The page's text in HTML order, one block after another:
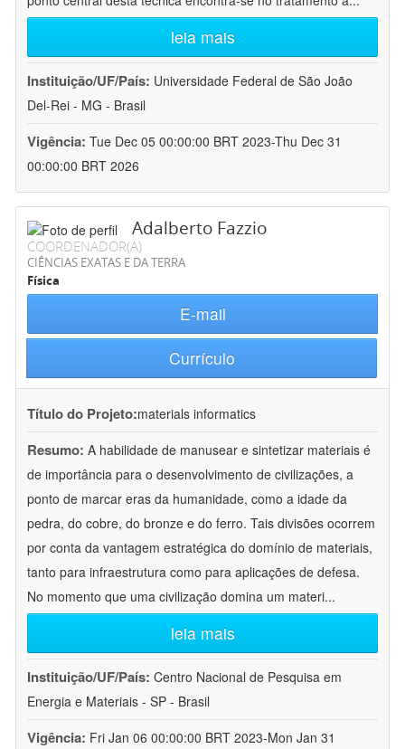
leia mais
Instituição/UF/País: Universidade Federal de São João
Del-Rei - MG - Brasil
Vigência: Tue Dec 05 00:00:00 BRT 2023-Thu Dec 31
00:00:00 BRT 2026
Adalberto Fazzio
COORDENADOR(A)
CIÊNCIAS EXATAS E DA TERRA
Física
E-mail
Currículo
Título do Projeto:materials informatics
Resumo: A habilidade de manusear e sintetizar materiais é
de importância para o desenvolvimento de civilizações, a
ponto de marcar eras da humanidade, como a idade da
pedra, do cobre, do bronze e do ferro. Tais divisões ocorrem
por conta da vantagem estratégica do domínio de materiais,
tanto para infraestrutura como para aplicações de defesa.
No momento que uma civilização domina um materi...
leia mais
Instituição/UF/País: Centro Nacional de Pesquisa em
Energia e Materiais - SP - Brasil
Vigência: Fri Jan 06 00:00:00 BRT 2023-Mon Jan 31